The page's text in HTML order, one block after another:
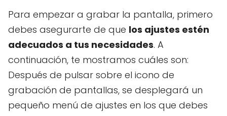
Para empezar a grabar la pantalla, primero
debes asegurarte de que los ajustes estén
adecuados a tus necesidades. A
continuación, te mostramos cuáles son:
Después de pulsar sobre el icono de
grabación de pantallas, se desplegará un
pequeño menú de ajustes en los que debes